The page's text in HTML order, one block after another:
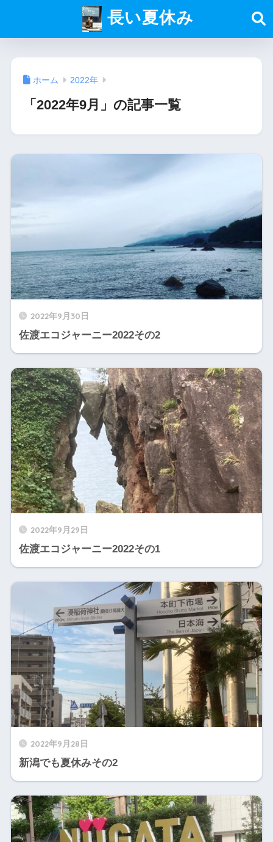
長い夏休み
ホーム 2022年
「2022年9月」の記事一覧
2022年9月30日
佐渡エコジャーニー2022その2
2022年9月29日
佐渡エコジャーニー2022その1
2022年9月28日
新潟でも夏休みその2